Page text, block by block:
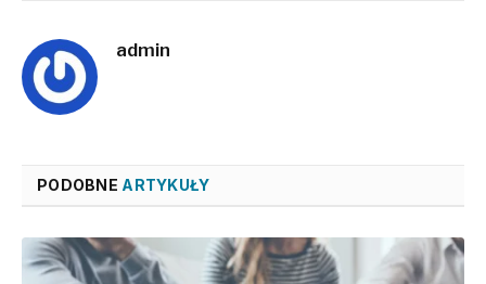
admin
PODOBNE ARTYKUŁY